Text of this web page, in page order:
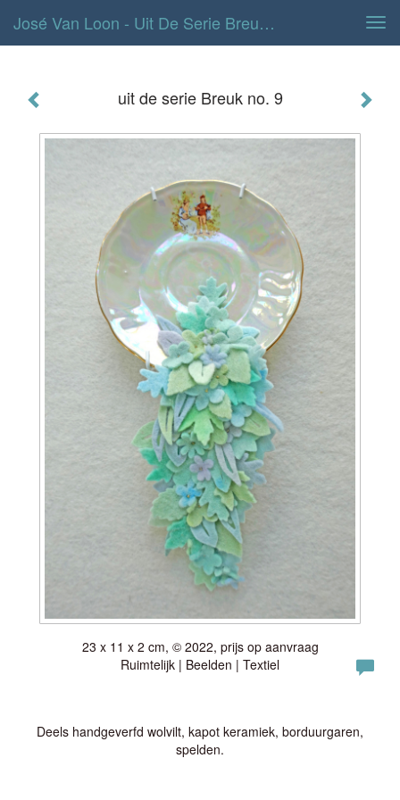
José Van Loon - Uit De Serie Breuk No. 9
uit de serie Breuk no. 9
23 x 11 x 2 cm, © 2022, prijs op aanvraag
Ruimtelijk | Beelden | Textiel
Deels handgeverfd wolvilt, kapot keramiek, borduurgaren,
spelden.